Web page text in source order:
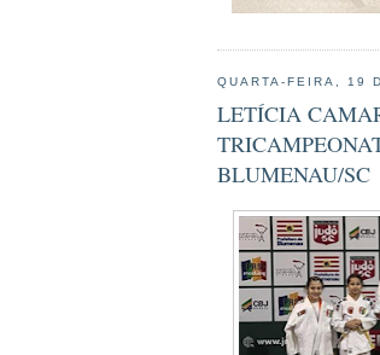
QUARTA-FEIRA, 19
LETÍCIA
BLUMENAU/SC